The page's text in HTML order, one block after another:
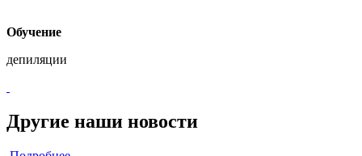
Обучение
депиляции
Другие наши новости